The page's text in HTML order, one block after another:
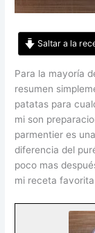
Saltar a la
Para la mayoría
resumen
patatas para
mi son
parmentier es
diferencia del
poco mas
mi receta